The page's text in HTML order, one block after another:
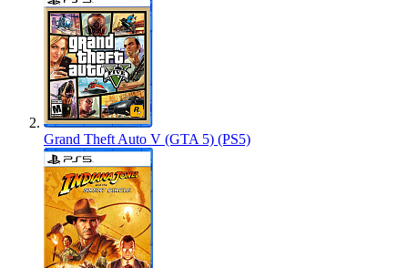
Grand Theft Auto V (GTA 5) (PS5)